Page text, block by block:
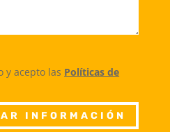
y acepto las Políticas de
INFORMACIÓN